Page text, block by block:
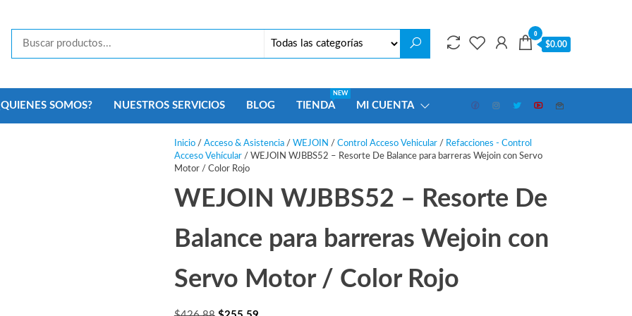
Security
Monterrey
0
$0.00
SOMOS? NUESTROS SERVICIOS BLOG TIENDA
NEW
MI CUENTA
Inicio/ Acceso & Asistencia/ WEJOIN / Control Acceso Vehicular/ Refacciones - Control
Acceso Vehícular/ WEJOIN WJBBS52 – Resorte De Balance para barreras Wejoin con Servo
Motor / Color Rojo
WEJOIN WJBBS52 – Resorte De
Balance para barreras Wejoin con
Servo Motor / Color Rojo